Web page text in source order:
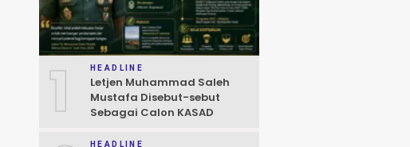
1 HEADLINE
Letjen Muhammad Saleh
Mustafa Disebut-sebut
Sebagai Calon KASAD
HEADLINE